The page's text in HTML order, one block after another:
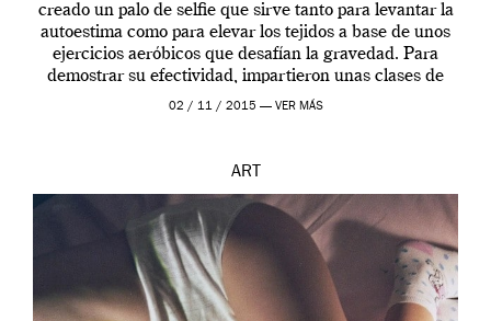
creado un palo de selfie que sirve tanto para levantar la
autoestima como para elevar los tejidos a base de unos
ejercicios aeróbicos que desafían la gravedad. Para
demostrar su efectividad, impartieron unas clases de
prueba en el Tate […]
02 / 11 / 2015 — VER MÁS
ART